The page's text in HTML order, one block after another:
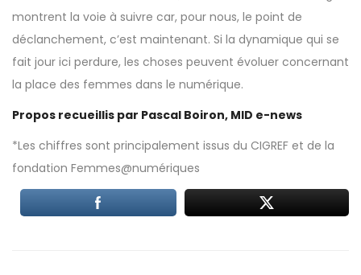
montrent la voie à suivre car, pour nous, le point de
déclanchement, c’est maintenant. Si la dynamique qui se
fait jour ici perdure, les choses peuvent évoluer concernant
la place des femmes dans le numérique.
Propos recueillis par Pascal Boiron, MID e-news
*Les chiffres sont principalement issus du CIGREF et de la
fondation Femmes@numériques